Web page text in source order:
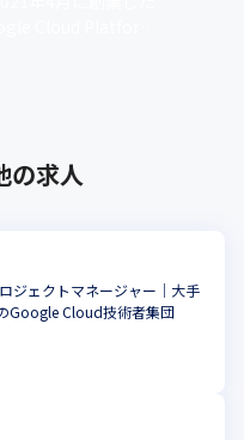
の求人
ジェクトマネージャー｜大手
Google Cloud技術者集団